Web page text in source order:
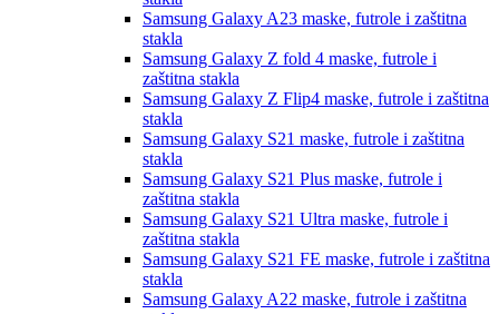
Samsung Galaxy A23 maske, futrole i zaštitna
stakla
Samsung Galaxy Z fold 4 maske, futrole i
zaštitna stakla
Samsung Galaxy Z Flip4 maske, futrole i zaštitna
stakla
Samsung Galaxy S21 maske, futrole i zaštitna
stakla
Samsung Galaxy S21 Plus maske, futrole i
zaštitna stakla
Samsung Galaxy S21 Ultra maske, futrole i
zaštitna stakla
Samsung Galaxy S21 FE maske, futrole i zaštitna
stakla
Samsung Galaxy A22 maske, futrole i zaštitna